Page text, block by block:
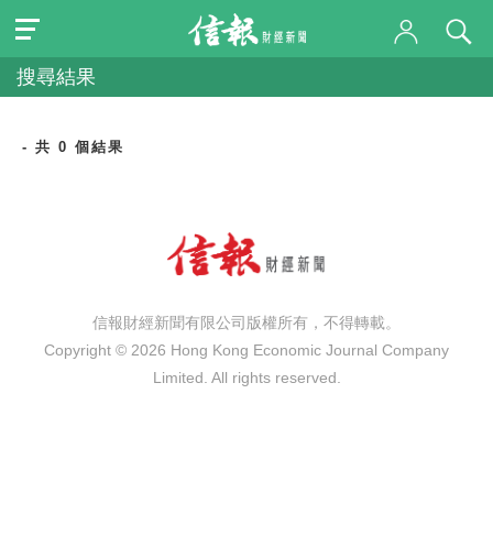
搜尋結果
- 共 0 個結果
信報財經新聞有限公司版權所有，不得轉載。
Copyright © 2026 Hong Kong Economic Journal Company
Limited. All rights reserved.